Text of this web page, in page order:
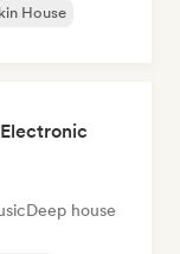
House
Deep house